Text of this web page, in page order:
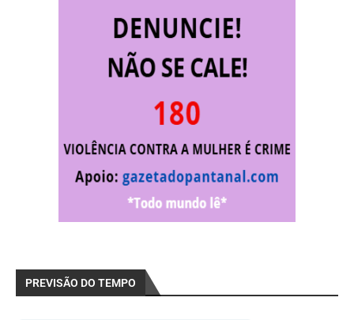
PREVISÃO DO TEMPO